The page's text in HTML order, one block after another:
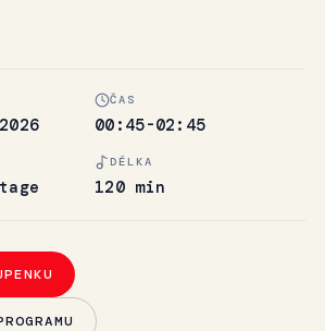
ČAS
00:45-02:45
DÉLKA
120 min